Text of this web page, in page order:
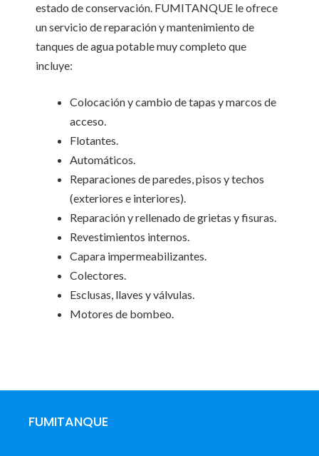
estado de conservación. FUMITANQUE le ofrece
un servicio de reparación y mantenimiento de
tanques de agua potable muy completo que
incluye:
Colocación y cambio de tapas y marcos de
acceso.
Flotantes.
Automáticos.
Reparaciones de paredes, pisos y techos
(exteriores e interiores).
Reparación y rellenado de grietas y fisuras.
Revestimientos internos.
Capara impermeabilizantes.
Colectores.
Esclusas, llaves y válvulas.
Motores de bombeo.
FUMITANQUE